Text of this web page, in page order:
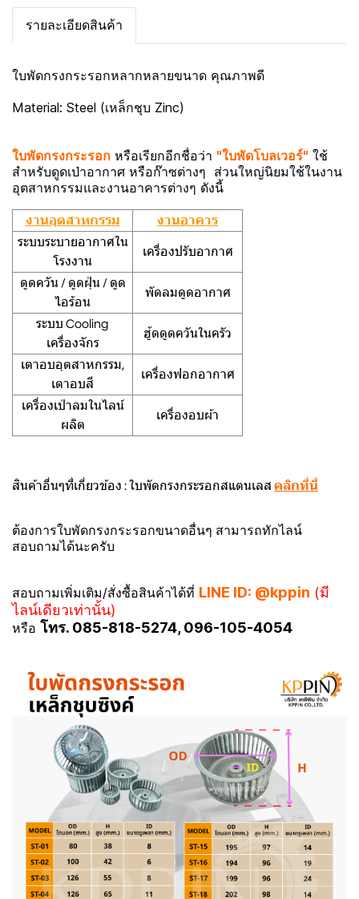
รายละเอียดสินค้า
ใบพัดกรงกระรอกหลากหลายขนาด คุณภาพดี
Material: Steel (เหล็กชุบ Zinc)
ใบพัดกรงกระรอก หรือเรียกอีกชื่อว่า "ใบพัดโบลเวอร์" ใช้
สำหรับดูดเป่าอากาศ หรือก๊าซต่างๆ ส่วนใหญ่นิยมใช้ในงาน
อุตสาหกรรมและงานอาคารต่างๆ ดังนี้
งานอุตสาหกรรม
งานอาคาร
ระบบระบายอากาศใน
โรงงาน
เครื่องปรับอากาศ
ดูดควัน / ดูดฝุ่น / ดูด
ไอร้อน
พัดลมดูดอากาศ
ระบบ Cooling
เครื่องจักร
ฮู้ดดูดควันในครัว
เตาอบอุตสาหกรรม,
เตาอบสี
เครื่องฟอกอากาศ
เครื่องเป่าลมในไลน์
ผลิต
เครื่องอบผ้า
สินค้าอื่นๆที่เกี่ยวข้อง : ใบพัดกรงกระรอกสแตนเลส คลิกที่นี่
ต้องการใบพัดกรงกระรอกขนาดอื่นๆ สามารถทักไลน์
สอบถามได้นะครับ
สอบถามเพิ่มเติม/สั่งซื้อสินค้าได้ที่ LINE ID: @kppin (มี
ไลน์เดียวเท่านั้น)
หรือ โทร. 085-818-5274, 096-105-4054